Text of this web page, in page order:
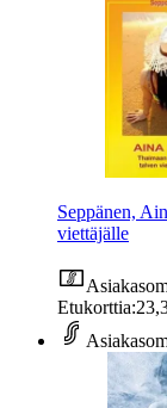
Seppänen,
viettäjälle
Etukorttia: